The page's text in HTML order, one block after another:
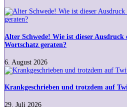
Alter
Schwede!
ist
dieser
eigentlich
in
meinen
Wortschatz
geraten?
Alter Schwede! Wie ist dieser Ausdruck
Wortschatz geraten?
6. August 2026
Krankgeschrieben
trotzdem
Twitch
Krankgeschrieben und trotzdem auf
29. Juli 2026